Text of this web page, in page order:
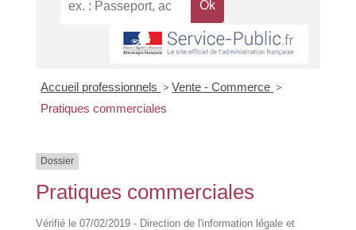
Accueil professionnels > Vente - Commerce >
Pratiques commerciales
Dossier
Pratiques commerciales
Vérifié le 07/02/2019 - Direction de l'information légale et